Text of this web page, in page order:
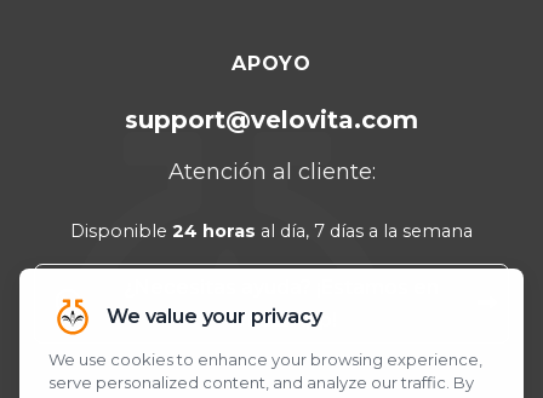
APOYO
support@velovita.com
Atención al cliente:
Disponible 24 horas al día, 7 días a la semana
WhatsApp!